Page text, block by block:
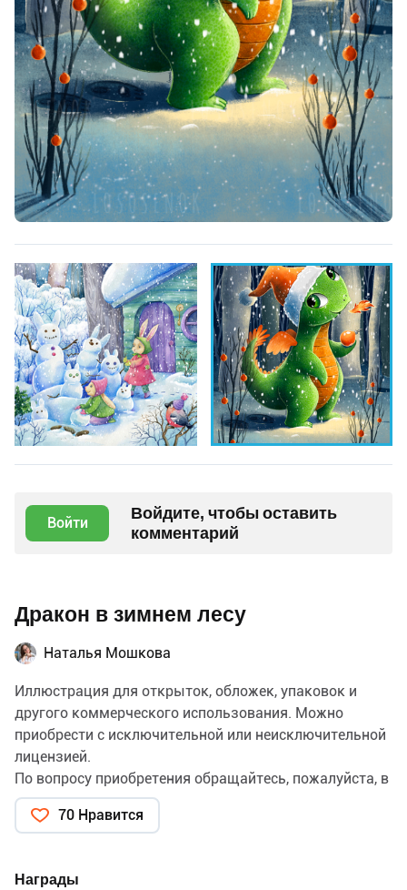
Войти
Войдите, чтобы оставить
комментарий
Дракон в зимнем лесу
Наталья Мошкова
Иллюстрация для открыток, обложек, упаковок и
другого коммерческого использования. Можно
приобрести с исключительной или неисключительной
лицензией.
По вопросу приобретения обращайтесь, пожалуйста, в
личные сообщения.
70 Нравится
Награды